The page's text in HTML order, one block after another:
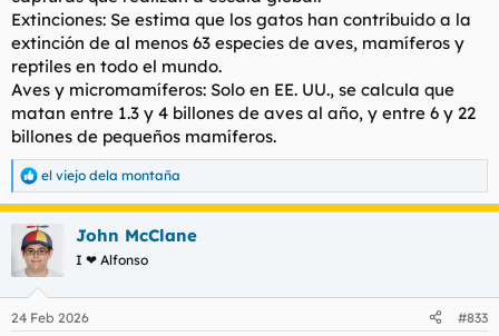
Extinciones: Se estima que los gatos han contribuido a la
extinción de al menos 63 especies de aves, mamíferos y
reptiles en todo el mundo.
Aves y micromamíferos: Solo en EE. UU., se calcula que
matan entre 1.3 y 4 billones de aves al año, y entre 6 y 22
billones de pequeños mamíferos.
R
e
c
c
e
el viejo dela montaña
John McClane
I ❤ Alfonso
24 Feb 2026 #833